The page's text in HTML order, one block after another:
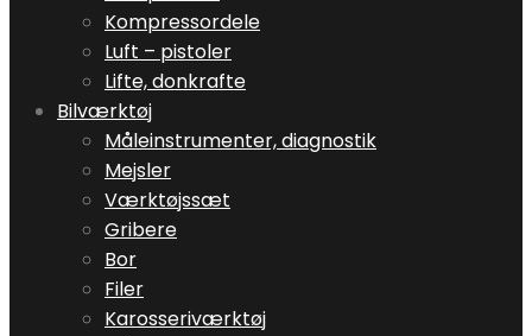
content
Kompressordele
Luft – pistoler
Lifte, donkrafte
Bilværktøj
Måleinstrumenter, diagnostik
Mejsler
Værktøjssæt
Gribere
Bor
Filer
Karosseriværktøj